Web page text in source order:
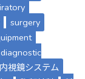
surgery
内視鏡システム